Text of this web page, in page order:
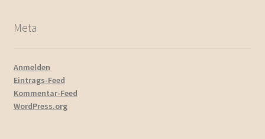
Meta
Anmelden
Eintrags-Feed
Kommentar-Feed
WordPress.org